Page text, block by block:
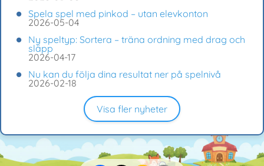
Spela spel med pinkod – utan elevkonton
2026-05-04
Ny speltyp: Sortera – träna ordning med drag och
släpp
2026-04-17
Nu kan du följa dina resultat ner på spelnivå
2026-02-18
Visa fler nyheter